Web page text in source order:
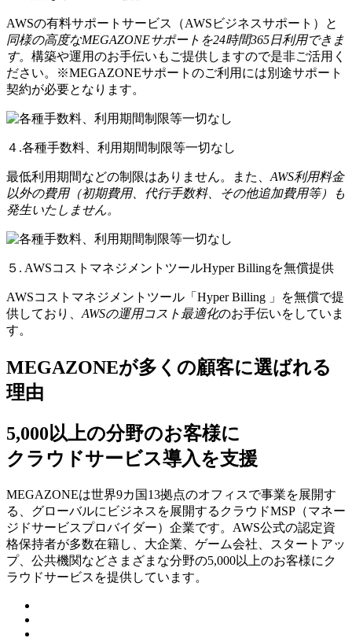
AWSの有料サポートサービス（AWSビジネスサポート）と
同様の高度なMEGAZONEサポートを24時間365日利用できま
す。 構築や運用のお手伝いもご提供しますので是非ご活用く
ださい。※MEGAZONEサポートのご利用には別途サポート
契約が必要となります。
４.各種手数料、利用期間制限等一切なし
最低利用期間などの制限はありません。また、 AWS利用料金
以外の費用（初期費用、代行手数料、その他追加費用等）も
発生いたしません。
５. AWSコストマネジメントツールHyper Billingを無償提供
AWSコストマネジメントツール「Hyper Billing 」を無償で提
供しており、 AWSの運⽤コスト最適化のお⼿伝いをしていま
す。
MEGAZONEが多くの顧客に選ばれる
理由
5,000以上の分野のお客様に
クラウドサービス導入を支援
MEGAZONEは世界9カ国13拠点のオフィスで事業を展開す
る、グローバルにビジネスを展開するクラウドMSP（マネー
ジドサービスプロバイダー）企業です。AWS公式の認定資
格保持者が多数在籍し、⼤企業、ゲーム会社、スタートアッ
プ、公共機関などさまざまな分野の5,000以上のお客様にク
ラウドサービスを提供しています。